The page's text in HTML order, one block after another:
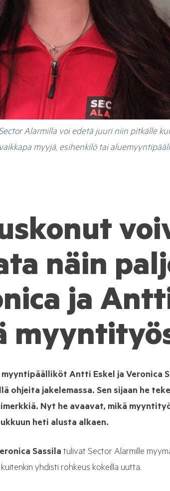
Alarmilla voi edetä juuri niin pitkälle
vaikkapa myyjä, esihenkilö tai
näin
ja
myyntipäälliköt Antti Eskel ja Veronica
ohjeita jakelemassa. Sen sijaan he
Nyt he avaavat, mikä
heti alusta alkaen.
Sassila tulivat Sector Alarmille
yhdisti rohkeus kokeilla uutta.